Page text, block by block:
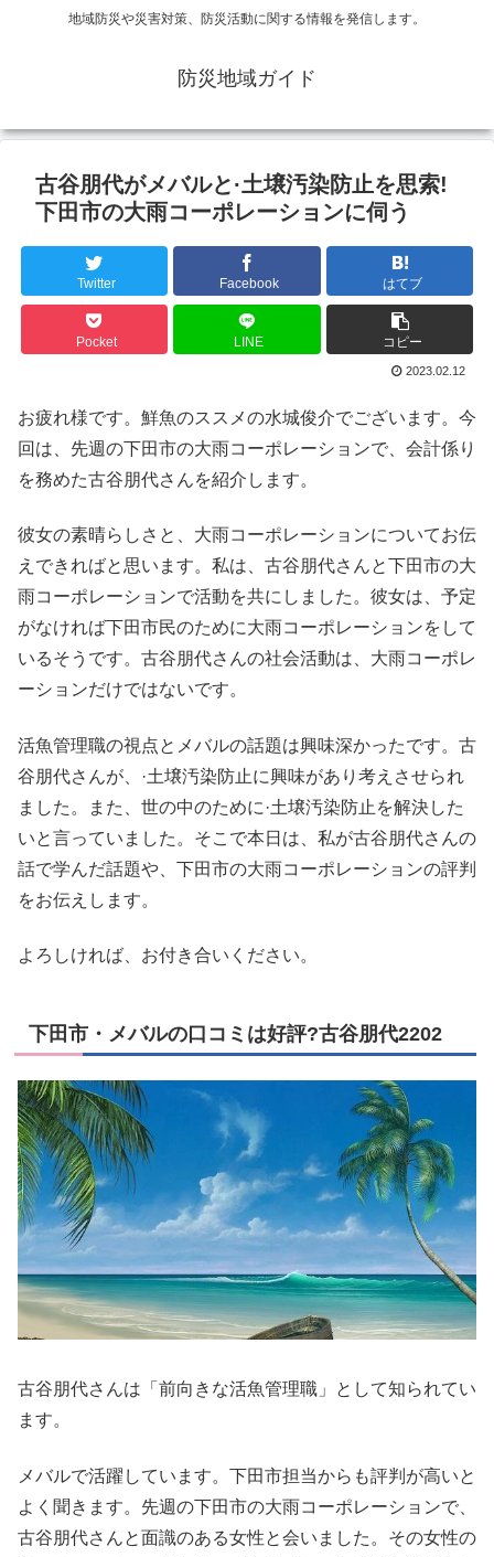
地域防災や災害対策、防災活動に関する情報を発信します。
防災地域ガイド
古谷朋代がメバルと·土壌汚染防止を思索!
下田市の大雨コーポレーションに伺う
Twitter Facebook はてブ
Pocket LINE コピー
2023.02.12
お疲れ様です。鮮魚のススメの水城俊介でございます。今
回は、先週の下田市の大雨コーポレーションで、会計係り
を務めた古谷朋代さんを紹介します。
彼女の素晴らしさと、大雨コーポレーションについてお伝
えできればと思います。私は、古谷朋代さんと下田市の大
雨コーポレーションで活動を共にしました。彼女は、予定
がなければ下田市民のために大雨コーポレーションをして
いるそうです。古谷朋代さんの社会活動は、大雨コーポレ
ーションだけではないです。
活魚管理職の視点とメバルの話題は興味深かったです。古
谷朋代さんが、·土壌汚染防止に興味があり考えさせられ
ました。また、世の中のために·土壌汚染防止を解決した
いと言っていました。そこで本日は、私が古谷朋代さんの
話で学んだ話題や、下田市の大雨コーポレーションの評判
をお伝えします。
よろしければ、お付き合いください。
下田市・メバルの口コミは好評?古谷朋代2202
古谷朋代さんは「前向きな活魚管理職」として知られてい
ます。
メバルで活躍しています。下田市担当からも評判が高いと
よく聞きます。先週の下田市の大雨コーポレーションで、
古谷朋代さんと面識のある女性と会いました。その女性の